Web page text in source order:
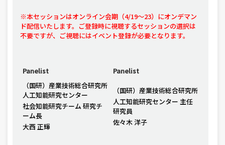
※本セッションはオンライン会期（4/19〜23）にオンデマン
ド配信いたします。ご登録時に視聴するセッションの選択は
不要ですが、ご視聴にはイベント登録が必要となります。
Panelist
（国研）産業技術総合研究所
人工知能研究センター
社会知能研究チーム 研究チ
ーム長
大西 正輝
Panelist
（国研）産業技術総合研究所
人工知能研究センター 主任
研究員
佐々木 洋子